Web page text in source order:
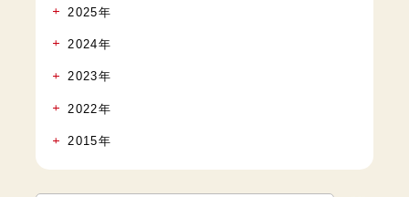
2025年
2024年
2023年
2022年
2015年